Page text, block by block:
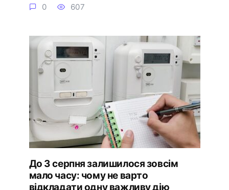
0 607
До 3 серпня залишилося зовсім
мало часу: чому не варто
відкладати одну важливу дію